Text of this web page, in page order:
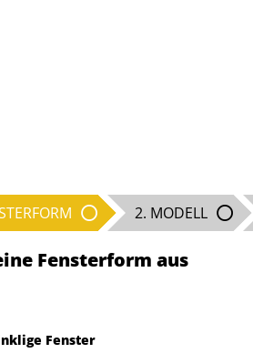
2. MODELL
Fensterform aus
Fenster